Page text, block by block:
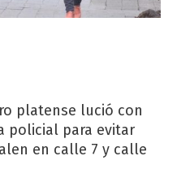
platense lució con
policial para evitar
en calle 7 y calle